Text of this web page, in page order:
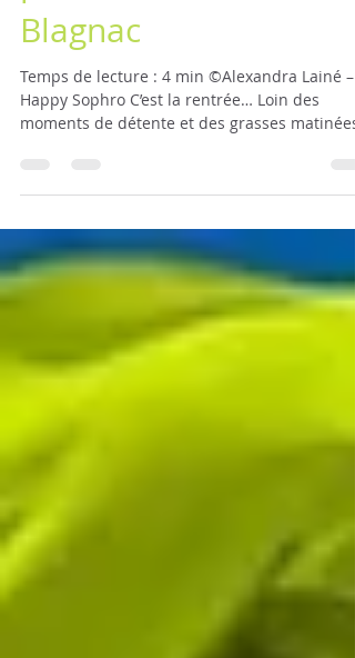
pieds dans l’herbe à
Blagnac
Temps de lecture : 4 min ©Alexandra Lainé –
Happy Sophro C’est la rentrée… Loin des